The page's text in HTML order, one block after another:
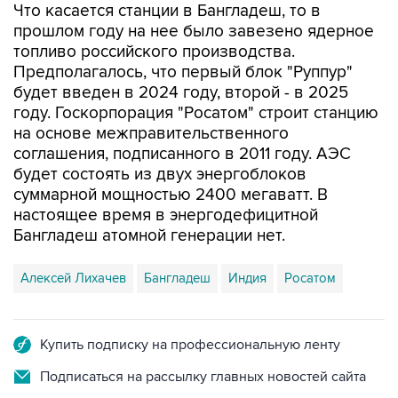
Что касается станции в Бангладеш, то в
прошлом году на нее было завезено ядерное
топливо российского производства.
Предполагалось, что первый блок "Руппур"
будет введен в 2024 году, второй - в 2025
году. Госкорпорация "Росатом" строит станцию
на основе межправительственного
соглашения, подписанного в 2011 году. АЭС
будет состоять из двух энергоблоков
суммарной мощностью 2400 мегаватт. В
настоящее время в энергодефицитной
Бангладеш атомной генерации нет.
Алексей Лихачев Бангладеш Индия Росатом
Купить подписку на профессиональную ленту
Подписаться на рассылку главных новостей сайта